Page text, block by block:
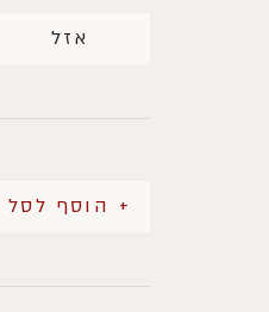
אזל
+ הוסף לסל